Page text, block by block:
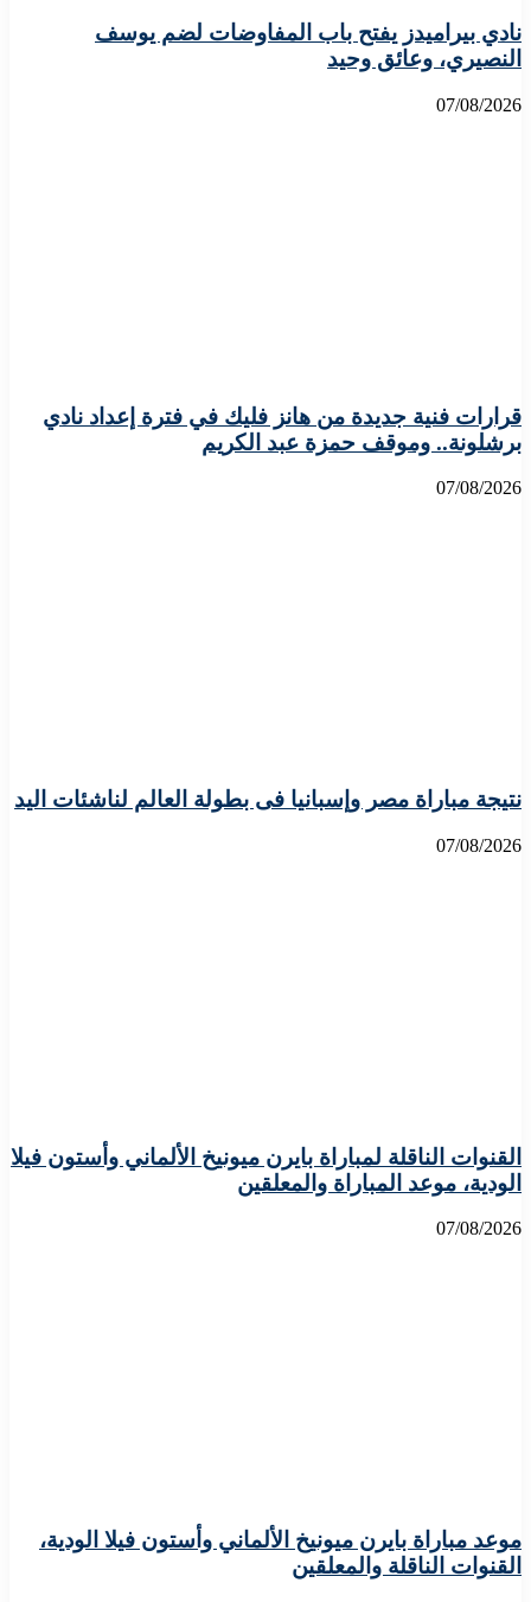
نادي بيراميدز يفتح باب المفاوضات لضم يوسف
النصيري، وعائق وحيد
07/08/2026
قرارات فنية جديدة من هانز فليك في فترة إعداد نادي
برشلونة.. وموقف حمزة عبد الكريم
07/08/2026
نتيجة مباراة مصر وإسبانيا فى بطولة العالم لناشئات اليد
07/08/2026
القنوات الناقلة لمباراة بايرن ميونيخ الألماني وأستون فيلا
الودية، موعد المباراة والمعلقين
07/08/2026
موعد مباراة بايرن ميونيخ الألماني وأستون فيلا الودية،
القنوات الناقلة والمعلقين